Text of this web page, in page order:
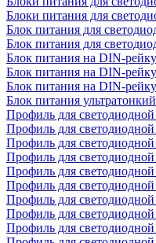
Блоки питания для
Блок питания для
Блок питания для
Блок питания на DIN-рейку
Блок питания на DIN-
Блок питания на DIN-
Блок питания ультратонкий
Профиль для
Профиль для
Профиль для
Профиль для
Профиль для
Профиль для
Профиль для
Профиль для
Профиль для